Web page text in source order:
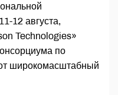
12 августа,
Technologies»
по
широкомасштабный